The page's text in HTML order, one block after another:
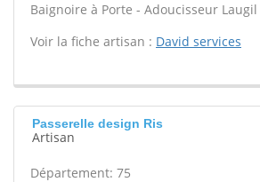
Baignoire à Porte - Adoucisseur Laugil
Voir la fiche artisan : David services
Passerelle design Ris
Artisan
Département: 75